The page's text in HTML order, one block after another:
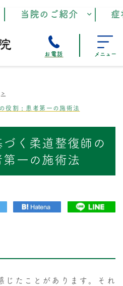
当院のご紹介
お電話 メニュー
役割：患者第一の施術法
く柔道整復師の
一の施術法
じたことがあります。それ